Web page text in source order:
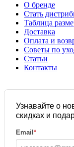
О бренде
Стать
Таблица
Доставка
Оплата и
Советы по
Статьи
Контакты
Узнавайте о
скидках и
Email *